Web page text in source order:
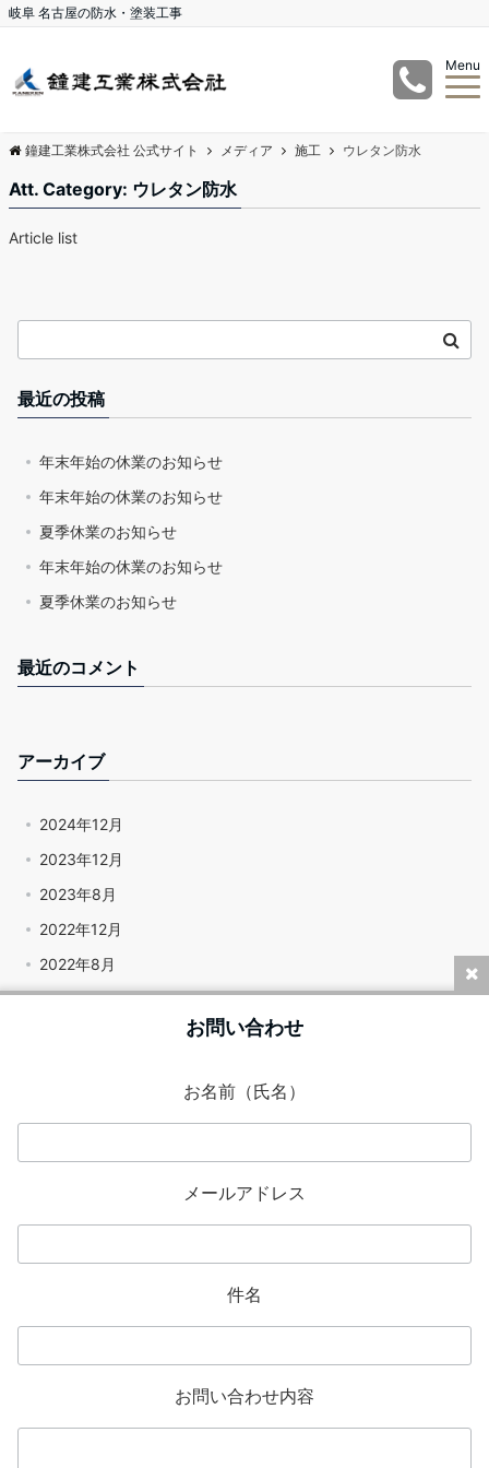
岐阜 名古屋の防水・塗装工事
Menu
鐘建工業株式会社 公式サイト メディア 施工 ウレタン防水
Att. Category: ウレタン防水
Article list
最近の投稿
年末年始の休業のお知らせ
年末年始の休業のお知らせ
夏季休業のお知らせ
年末年始の休業のお知らせ
夏季休業のお知らせ
最近のコメント
アーカイブ
2024年12月
2023年12月
2023年8月
2022年12月
2022年8月
2022年4月
ログイン
コメントフィード
お問い合わせ
お名前（氏名）
メールアドレス
件名
お問い合わせ内容